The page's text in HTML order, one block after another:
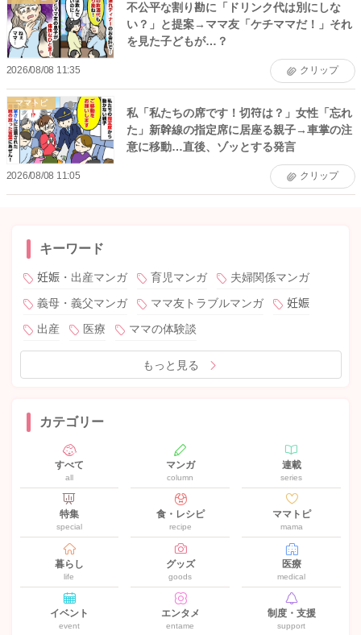
不公平な割り勘に「ドリンク代は別にしな
い？」と提案→ママ友「ケチママだ！」それ
を見た子どもが…？
2026/08/08 11:35 クリップ
ママトピ
私「私たちの席です！切符は？」女性「忘れ
た」新幹線の指定席に居座る親子→車掌の注
意に移動…直後、ゾッとする発言
2026/08/08 11:05 クリップ
キーワード
妊娠・出産マンガ 育児マンガ
夫婦関係マンガ
義母・義父マンガ
ママ友トラブルマンガ
妊娠
出産
医療 ママの体験談
もっと見る
カテゴリー
すべて
all
マンガ
column
連載
series
特集
special
食・レシピ
recipe
ママトピ
mama
暮らし
life
グッズ
goods
医療
medical
イベント
event
エンタメ
entame
制度・支援
support